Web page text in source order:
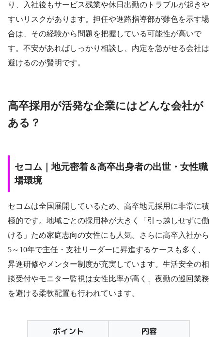
り、入社後もサービス残業や休日出勤のトラブルが起きや
すいリスクがあります。担任や進路指導部が難色を示す場
合は、その経験から問題を把握している可能性が高いで
す。不安があればしっかり相談し、内定を急がせる会社は
避けるのが賢明です。
高卒採用が活発な企業にはどんな会社が
ある？
セコム｜地元密着＆高卒出身者の出世・女性職
場環境
セコムは全国展開しているため、高卒地元採用に非常に積
極的です。地域ごとの採用枠が大きく「引っ越しせずに働
ける」ため家庭志向の女性にも人気。さらに高卒入社から
5～10年で主任・支社リーダーに昇進するケースも多く、
昇進研修やメンター制度が充実しています。生活安全の相
談受付やモニター監視は女性比率が高く、夜勤の巡回業務
を避ける柔軟配置も行われています。
ポイント 内容